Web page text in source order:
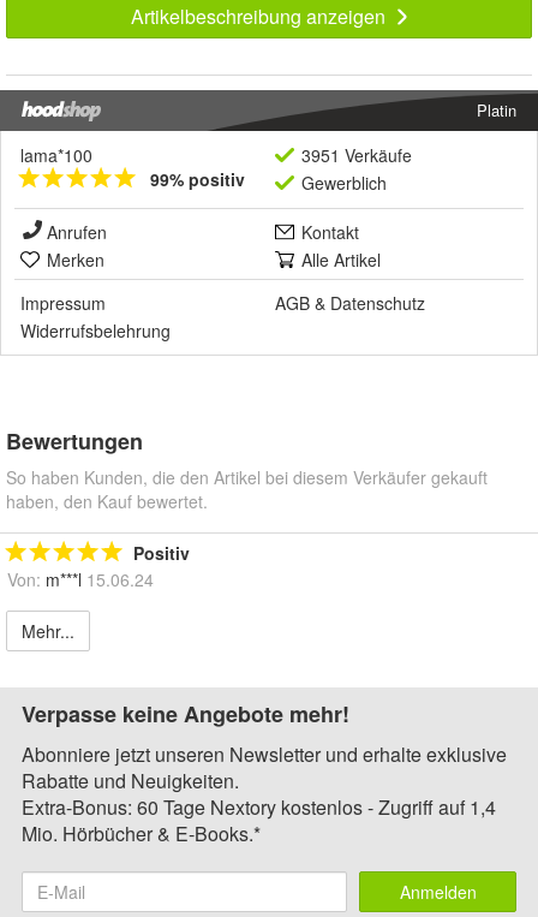
Artikelbeschreibung anzeigen
Platin
lama*100
99% positiv
3951 Verkäufe
Gewerblich
Anrufen
Kontakt
Merken
Alle Artikel
Impressum
AGB & Datenschutz
Widerrufsbelehrung
Bewertungen
So haben Kunden, die den Artikel bei diesem Verkäufer gekauft
haben, den Kauf bewertet.
Positiv
Von: m***l 15.06.24
Mehr...
Verpasse keine Angebote mehr!
Abonniere jetzt unseren Newsletter und erhalte exklusive
Rabatte und Neuigkeiten.
Extra-Bonus: 60 Tage Nextory kostenlos - Zugriff auf 1,4
Mio. Hörbücher & E-Books.*
Anmelden